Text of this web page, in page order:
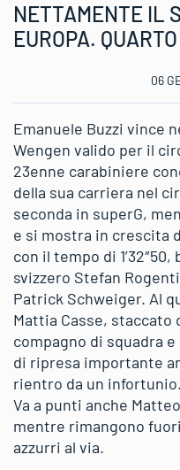
NETTAMENTE IL
EUROPA.
06
Emanuele Buzzi vince
Wengen valido per il
23enne carabiniere
della sua carriera nel
seconda in superG,
e si mostra in crescita
con il tempo di
svizzero Stefan
Patrick Schweiger. Al
Mattia Casse, staccato
compagno di squadra
di ripresa importante
rientro da un infortunio.
Va a punti anche
mentre rimangono
azzurri al via.